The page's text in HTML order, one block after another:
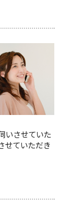
いさせていた
せていただき